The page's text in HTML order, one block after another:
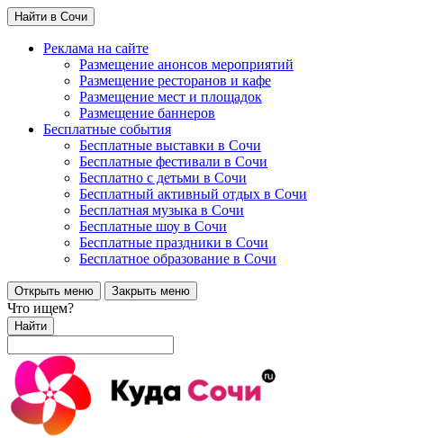
Найти в Сочи
Реклама на сайте
Размещение анонсов мероприятий
Размещение ресторанов и кафе
Размещение мест и площадок
Размещение баннеров
Бесплатные события
Бесплатные выставки в Сочи
Бесплатные фестивали в Сочи
Бесплатно с детьми в Сочи
Бесплатный активный отдых в Сочи
Бесплатная музыка в Сочи
Бесплатные шоу в Сочи
Бесплатные праздники в Сочи
Бесплатное образование в Сочи
Открыть меню Закрыть меню
Что ищем?
Найти